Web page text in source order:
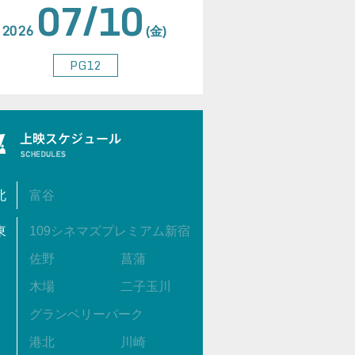
2026 07/10 (金)
PG12
富谷
109シネマズプレミアム新宿
佐野 菖蒲
木場 二子玉川
グランベリーパーク
港北 川崎